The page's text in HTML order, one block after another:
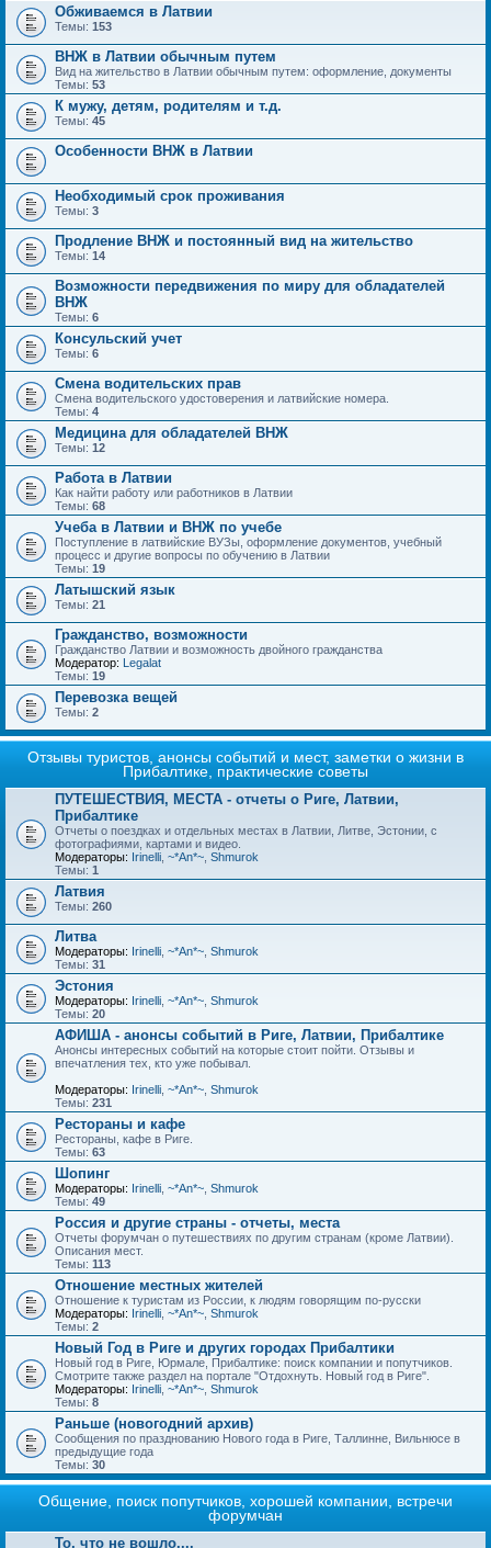
Обживаемся в Латвии
Темы: 153
ВНЖ в Латвии обычным путем
Вид на жительство в Латвии обычным путем: оформление, документы
Темы: 53
К мужу, детям, родителям и т.д.
Темы: 45
Особенности ВНЖ в Латвии
Необходимый срок проживания
Темы: 3
Продление ВНЖ и постоянный вид на жительство
Темы: 14
Возможности передвижения по миру для обладателей
ВНЖ
Темы: 6
Консульский учет
Темы: 6
Смена водительских прав
Смена водительского удостоверения и латвийские номера.
Темы: 4
Медицина для обладателей ВНЖ
Темы: 12
Работа в Латвии
Как найти работу или работников в Латвии
Темы: 68
Учеба в Латвии и ВНЖ по учебе
Поступление в латвийские ВУЗы, оформление документов, учебный
процесс и другие вопросы по обучению в Латвии
Темы: 19
Латышский язык
Темы: 21
Гражданство, возможности
Гражданство Латвии и возможность двойного гражданства
Модератор:
Legalat
Темы: 19
Перевозка вещей
Темы: 2
Отзывы туристов, анонсы событий и мест, заметки о жизни в
Прибалтике, практические советы
ПУТЕШЕСТВИЯ, МЕСТА - отчеты о Риге, Латвии,
Прибалтике
Отчеты о поездках и отдельных местах в Латвии, Литве, Эстонии, с
фотографиями, картами и видео.
Модераторы: Irinelli ~*An*~ Shmurok
Темы: 1
Латвия
Темы: 260
Литва
Модераторы: Irinelli ~*An*~ Shmurok
Темы: 31
Эстония
Модераторы: Irinelli ~*An*~ Shmurok
Темы: 20
АФИША - анонсы событий в Риге, Латвии, Прибалтике
Анонсы интересных событий на которые стоит пойти. Отзывы и
впечатления тех, кто уже побывал.
Модераторы: Irinelli ~*An*~ Shmurok
Темы: 231
Рестораны и кафе
Рестораны, кафе в Риге.
Темы: 63
Шопинг
Модераторы: Irinelli ~*An*~ Shmurok
Темы: 49
Россия и другие страны - отчеты, места
Отчеты форумчан о путешествиях по другим странам (кроме Латвии).
Описания мест.
Темы: 113
Отношение местных жителей
Отношение к туристам из России, к людям говорящим по-русски
Модераторы: Irinelli ~*An*~ Shmurok
Темы: 2
Новый Год в Риге и других городах Прибалтики
Новый год в Риге, Юрмале, Прибалтике: поиск компании и попутчиков.
Смотрите также раздел на портале "Отдохнуть. Новый год в Риге".
Модераторы: Irinelli ~*An*~ Shmurok
Темы: 8
Раньше (новогодний архив)
Сообщения по празднованию Нового года в Риге, Таллинне, Вильнюсе в
предыдущие года
Темы: 30
Общение, поиск попутчиков, хорошей компании, встречи
форумчан
То, что не вошло....